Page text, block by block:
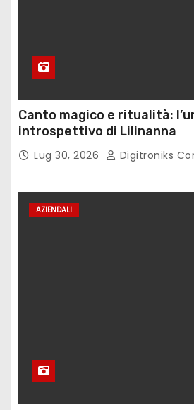
Canto magico e ritualità:
introspettivo di Lilinanna
Lug 30, 2026 Digitroniks
AZIENDALI